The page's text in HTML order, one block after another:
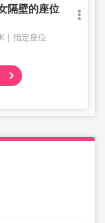
隔壁的座位
指定座位